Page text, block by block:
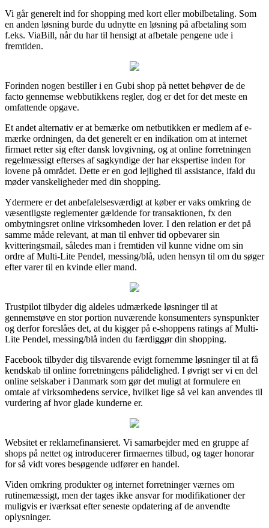
Vi går generelt ind for shopping med kort eller mobilbetaling. Som
en anden løsning burde du udnytte en løsning på afbetaling som
f.eks. ViaBill, når du har til hensigt at afbetale pengene ude i
fremtiden.
Forinden nogen bestiller i en Gubi shop på nettet behøver de de
facto gennemse webbutikkens regler, dog er det for det meste en
omfattende opgave.
Et andet alternativ er at bemærke om netbutikken er medlem af e-
mærke ordningen, da det generelt er en indikation om at internet
firmaet retter sig efter dansk lovgivning, og at online forretningen
regelmæssigt efterses af sagkyndige der har ekspertise inden for
lovene på området. Dette er en god lejlighed til assistance, ifald du
møder vanskeligheder med din shopping.
Ydermere er det anbefalelsesværdigt at køber er vaks omkring de
væsentligste reglementer gældende for transaktionen, fx den
ombytningsret online virksomheden lover. I den relation er det på
samme måde relevant, at man til enhver tid opbevarer sin
kvitteringsmail, således man i fremtiden vil kunne vidne om sin
ordre af Multi-Lite Pendel, messing/blå, uden hensyn til om du søger
efter varer til en kvinde eller mand.
Trustpilot tilbyder dig aldeles udmærkede løsninger til at
gennemstøve en stor portion nuværende konsumenters synspunkter
og derfor foreslåes det, at du kigger på e-shoppens ratings af Multi-
Lite Pendel, messing/blå inden du færdiggør din shopping.
Facebook tilbyder dig tilsvarende evigt fornemme løsninger til at få
kendskab til online forretningens pålidelighed. I øvrigt ser vi en del
online selskaber i Danmark som gør det muligt at formulere en
omtale af virksomhedens service, hvilket lige så vel kan anvendes til
vurdering af hvor glade kunderne er.
Websitet er reklamefinansieret. Vi samarbejder med en gruppe af
shops på nettet og introducerer firmaernes tilbud, og tager honorar
for så vidt vores besøgende udfører en handel.
Viden omkring produkter og internet forretninger værnes om
rutinemæssigt, men der tages ikke ansvar for modifikationer der
muligvis er iværksat efter seneste opdatering af de anvendte
oplysninger.